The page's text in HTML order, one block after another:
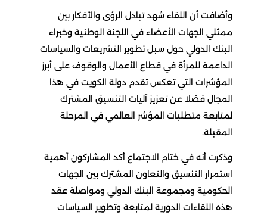
وأضافت أن اللقاء شهد تبادل الرؤى والأفكار بين
ممثلي الجهات الأعضاء في اللجنة الوطنية وخبراء
البنك الدولي حول سبل تطوير التشريعات والسياسات
الداعمة للمرأة في قطاع الأعمال والوقوف على أبرز
المؤشرات التي تعكس تقدم دولة الكويت في هذا
المجال فضلا عن تعزيز آليات التنسيق المشترك
لمتابعة متطلبات المؤشر العالمي في المرحلة
المقبلة.
وذكرت أنه في ختام الاجتماع أكد المشاركون أهمية
استمرار التنسيق والتعاون المشترك بين الجهات
الحكومية ومجموعة البنك الدولي ومواصلة عقد
هذه اللقاءات الدورية لمتابعة وتطوير السياسات